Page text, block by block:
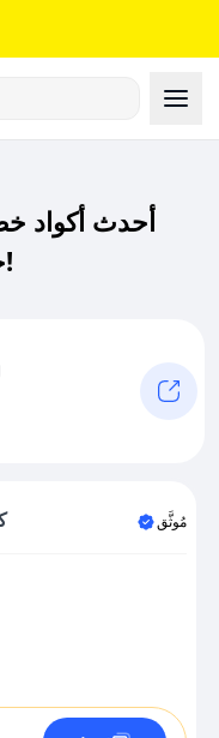
أحدث أكواد
حصري لـ الخيال النجدي الآن!
مُوثَّق